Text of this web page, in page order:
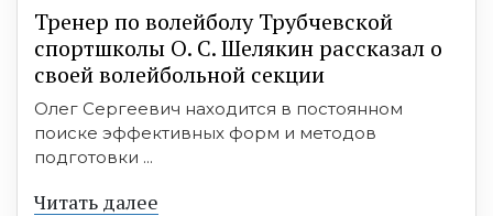
Тренер по волейболу Трубчевской
спортшколы О. С. Шелякин рассказал о
своей волейбольной секции
Олег Сергеевич находится в постоянном
поиске эффективных форм и методов
подготовки ...
Читать далее